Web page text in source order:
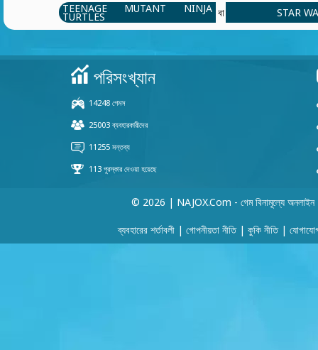
TEENAGE MUTANT NINJA
TURTLES বা STAR
© 2026 | NAJOX.com - গেম বিনামূল্যে অনলাইন
ব্যবহারের শর্তাবলী | গোপনীয়তা নীতি| কুকি নীতি|